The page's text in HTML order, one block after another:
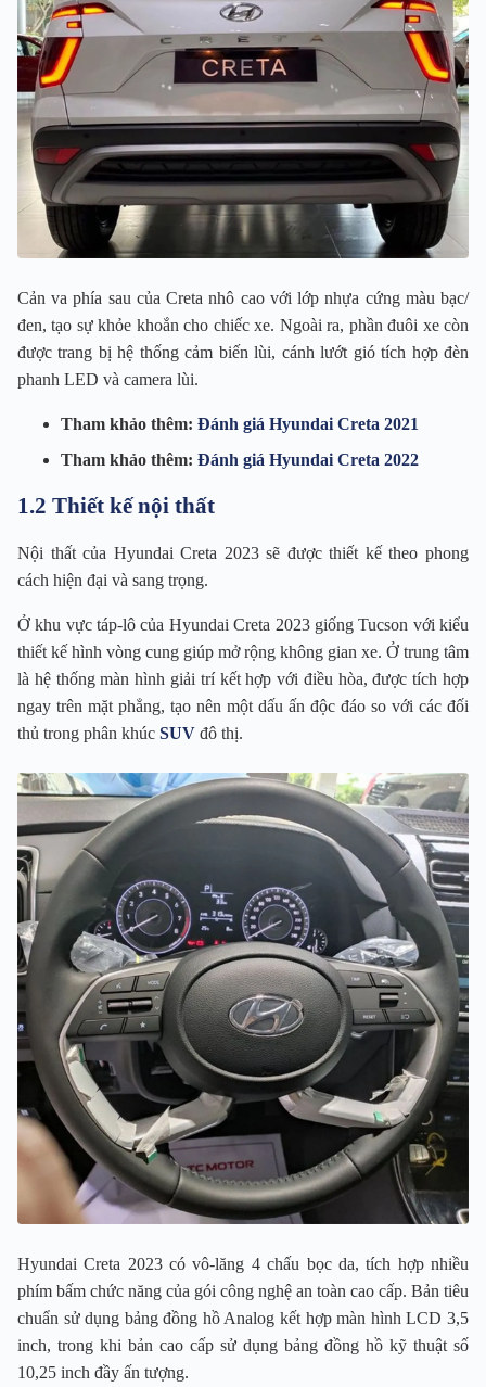
Cản va phía sau của Creta nhô cao với lớp nhựa cứng màu bạc/
đen, tạo sự khỏe khoắn cho chiếc xe. Ngoài ra, phần đuôi xe còn
được trang bị hệ thống cảm biến lùi, cánh lướt gió tích hợp đèn
phanh LED và camera lùi.
Tham khảo thêm: Đánh giá Hyundai Creta 2021
Tham khảo thêm: Đánh giá Hyundai Creta 2022
1.2 Thiết kế nội thất
Nội thất của Hyundai Creta 2023 sẽ được thiết kế theo phong
cách hiện đại và sang trọng.
Ở khu vực táp-lô của Hyundai Creta 2023 giống Tucson với kiểu
thiết kế hình vòng cung giúp mở rộng không gian xe. Ở trung tâm
là hệ thống màn hình giải trí kết hợp với điều hòa, được tích hợp
ngay trên mặt phẳng, tạo nên một dấu ấn độc đáo so với các đối
thủ trong phân khúc SUV đô thị.
Hyundai Creta 2023 có vô-lăng 4 chấu bọc da, tích hợp nhiều
phím bấm chức năng của gói công nghệ an toàn cao cấp. Bản tiêu
chuẩn sử dụng bảng đồng hồ Analog kết hợp màn hình LCD 3,5
inch, trong khi bản cao cấp sử dụng bảng đồng hồ kỹ thuật số
10,25 inch đầy ấn tượng.